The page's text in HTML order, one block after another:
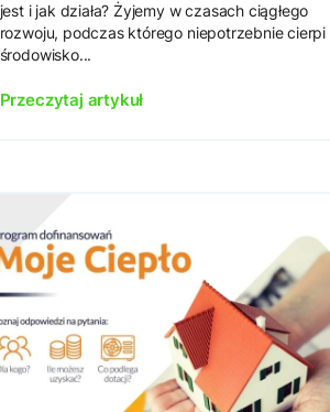
jest i jak działa? Żyjemy w czasach ciągłego
rozwoju, podczas którego niepotrzebnie cierpi
środowisko...
Przeczytaj artykuł